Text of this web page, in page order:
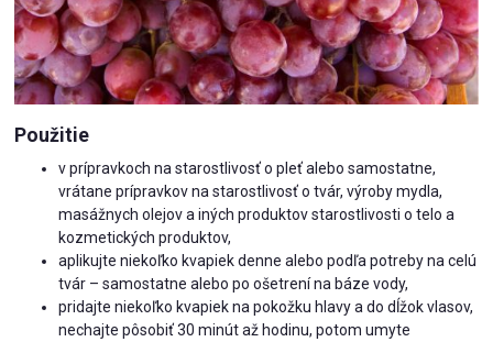
Použitie
v prípravkoch na starostlivosť o pleť alebo samostatne,
vrátane prípravkov na starostlivosť o tvár, výroby mydla,
masážnych olejov a iných produktov starostlivosti o telo a
kozmetických produktov,
aplikujte niekoľko kvapiek denne alebo podľa potreby na celú
tvár – samostatne alebo po ošetrení na báze vody,
pridajte niekoľko kvapiek na pokožku hlavy a do dĺžok vlasov,
nechajte pôsobiť 30 minút až hodinu, potom umyte